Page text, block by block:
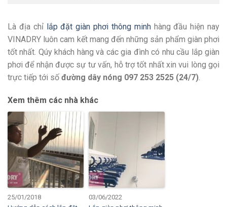
Là địa chỉ lắp đặt giàn phơi thông minhhàng đầu hiện nay
VINADRY luôn cam kết mang đến những sản phẩm giàn phơi
tốt nhất. Qúy khách hàng và các gia đình có nhu cầu lắp giàn
phơi để nhận được sự tư vấn, hỗ trợ tốt nhất xin vui lòng gọi
trực tiếp tới số đường dây nóng 097 253 2525 (24/7)
Xem thêm các nhà khác
25/01/2018
03/06/2022